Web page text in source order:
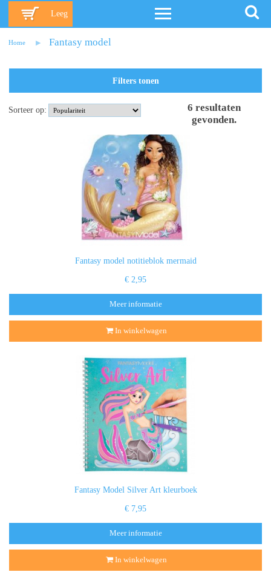
Leeg
Home Fantasy model
Filters tonen
Sorteer op: 6 resultaten
gevonden.
Fantasy model notitieblok mermaid
€ 2,95
Meer informatie
In winkelwagen
Fantasy Model Silver Art kleurboek
€ 7,95
Meer informatie
In winkelwagen